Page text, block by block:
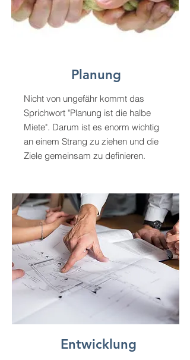
Planung
Nicht von ungefähr kommt das
Sprichwort "Planung ist die halbe
Miete". Darum ist es enorm wichtig
an einem Strang zu ziehen und die
Ziele gemeinsam zu definieren.
Entwicklung